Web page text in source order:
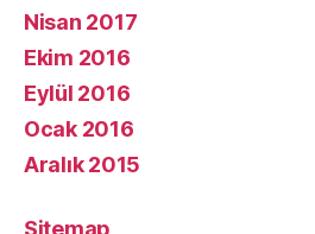
Nisan 2017
Ekim 2016
Eylül 2016
Ocak 2016
Aralık 2015
Sitemap